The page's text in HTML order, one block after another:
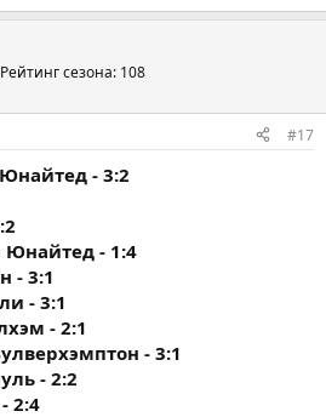
Рейтинг сезона: 108
#17
- 3:2
Юнайтед - 1:4
- 3:1
- 3:1
- 2:1
- 3:1
- 2:2
2:4